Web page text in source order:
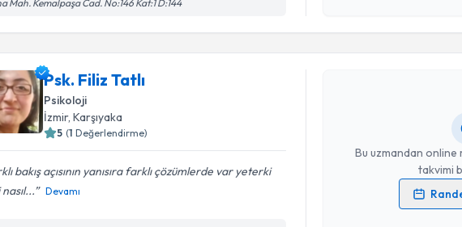
Mah. Kemalpaşa Cad. No:146 Kat:1 D:144
işlenmesini kabul
Psk. Filiz Tatlı
Psikoloji
İzmir, Karşıyaka
5 (1 Değerlendirme)
bakış açısının yanısıra farklı çözümlerde var yeterki
Devamı
Bu uzmandan
takvimi
Randevu Takvimi Talebi
Kişisel verilerimin